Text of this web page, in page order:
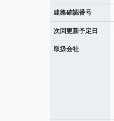
建築確認番号
次回更新予定日
取扱会社